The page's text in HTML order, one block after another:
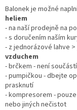
Balonek je možné
heliem
- na naší prodejně na
- s doručením naším
- z jednorázové lahve >
vzduchem
- brčkem - není
- pumpičkou - dbejte
prasknutí
- kompresorem -
nebo jiných nečistot